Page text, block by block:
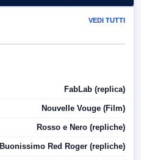
VEDI TUTTI
FabLab (replica)
Nouvelle Vouge (Film)
Rosso e Nero (repliche)
Buonissimo Red Roger (repliche)